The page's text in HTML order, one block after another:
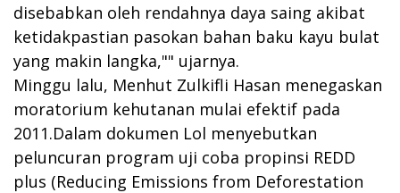
disebabkan oleh rendahnya daya saing akibat
ketidakpastian pasokan bahan baku kayu bulat
yang makin langka,"" ujarnya.
Minggu lalu, Menhut Zulkifli Hasan menegaskan
moratorium kehutanan mulai efektif pada
2011.Dalam dokumen Lol menyebutkan
peluncuran program uji coba propinsi REDD
plus (Reducing Emissions from Deforestation